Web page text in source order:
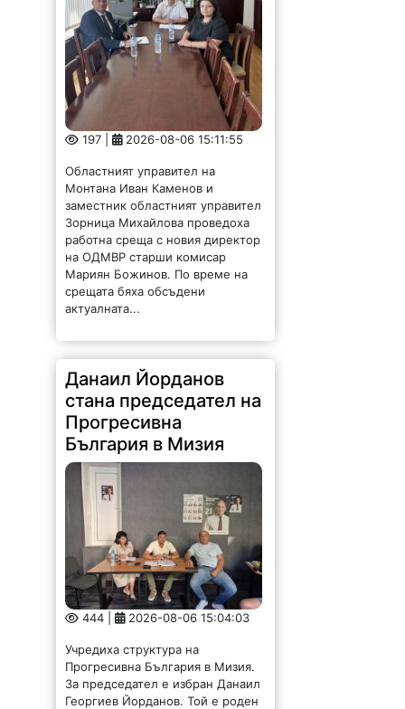
Областният управител на
Монтана Иван Каменов и
заместник областният управител
Зорница Михайлова проведоха
работна среща с новия директор
на ОДМВР старши комисар
Мариян Божинов. По време на
срещата бяха обсъдени
Данаил Йорданов
стана председател на
Прогресивна
България в Мизия
444 |
Учредиха структура на
Прогресивна България в Мизия.
За председател е избран Данаил
Георгиев Йорданов. Той е роден
на 22 април 1966 г. в с. Липница.
Женен, с две деца. Целият му...
Обновиха още две
улици в Борован